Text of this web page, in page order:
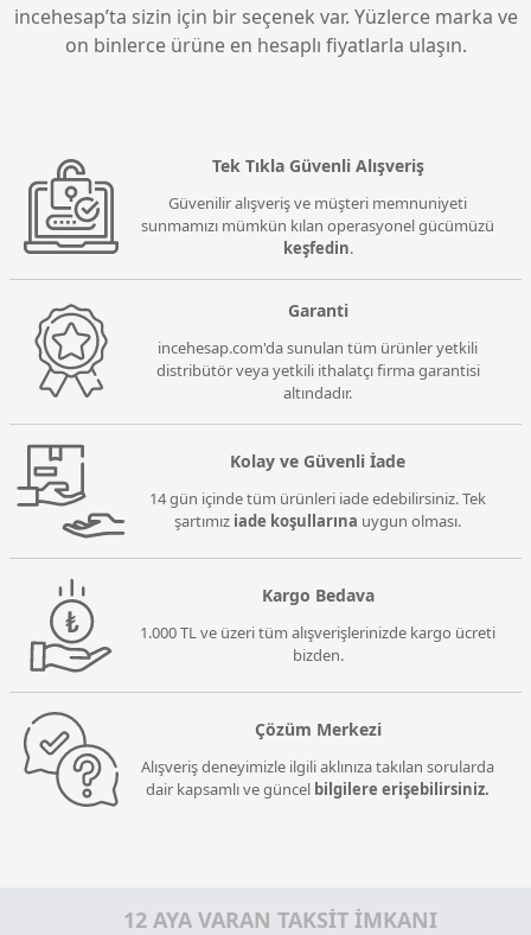
incehesap’ta sizin için bir seçenek var. Yüzlerce marka ve
on binlerce ürüne en hesaplı fiyatlarla ulaşın.
Tek Tıkla Güvenli Alışveriş
Güvenilir alışveriş ve müşteri memnuniyeti
sunmamızı mümkün kılan operasyonel gücümüzü
keşfedin.
Garanti
incehesap.com'da sunulan tüm ürünler yetkili
distribütör veya yetkili ithalatçı firma garantisi
altındadır.
Kolay ve Güvenli İade
14 gün içinde tüm ürünleri iade edebilirsiniz. Tek
şartımız iade koşullarına uygun olması.
Kargo Bedava
1.000 TL ve üzeri tüm alışverişlerinizde kargo ücreti
bizden.
Çözüm Merkezi
Alışveriş deneyimizle ilgili aklınıza takılan sorularda
dair kapsamlı ve güncel bilgilere erişebilirsiniz.
12 AYA VARAN TAKSİT İMKANI